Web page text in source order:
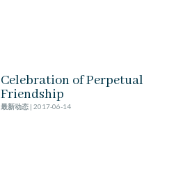
Celebration of Perpetual
Friendship
最新动态| 2017-06-14